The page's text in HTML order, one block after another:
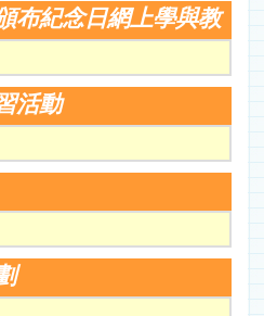
布紀念日網上學與教
活動